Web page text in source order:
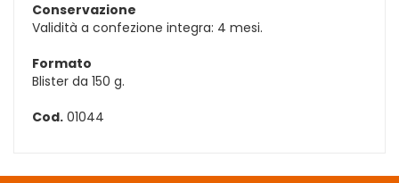
Conservazione
Validità a confezione integra: 4 mesi.
Formato
Blister da 150 g.
Cod. 01044